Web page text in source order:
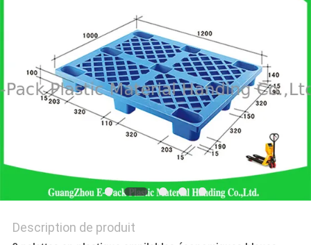
PRIVACY
POLICY
Description de produit